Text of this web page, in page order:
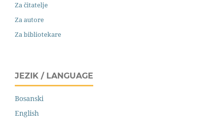
Za čitatelje
Za autore
Za bibliotekare
JEZIK / LANGUAGE
Bosanski
English